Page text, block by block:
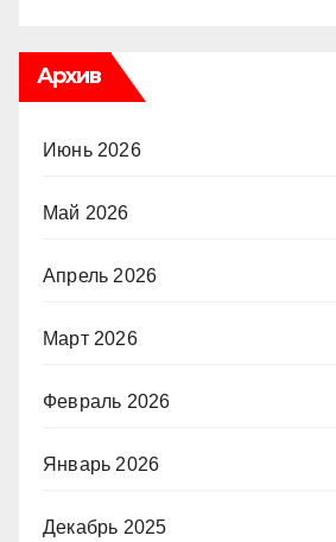
Архив
Июнь 2026
Май 2026
Апрель 2026
Март 2026
Февраль 2026
Январь 2026
Декабрь 2025